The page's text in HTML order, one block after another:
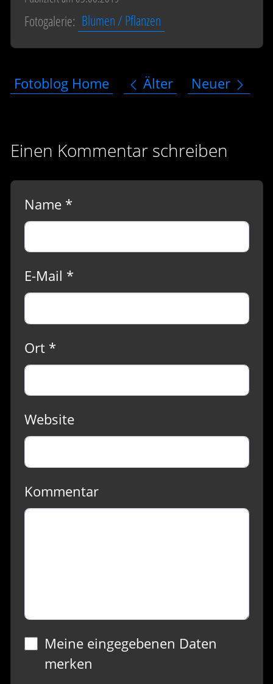
Fotogalerie: Blumen / Pflanzen
Fotoblog Home Älter Neuer
Einen Kommentar schreiben
Name *
E-Mail *
Ort *
Website
Kommentar
Meine eingegebenen Daten
merken